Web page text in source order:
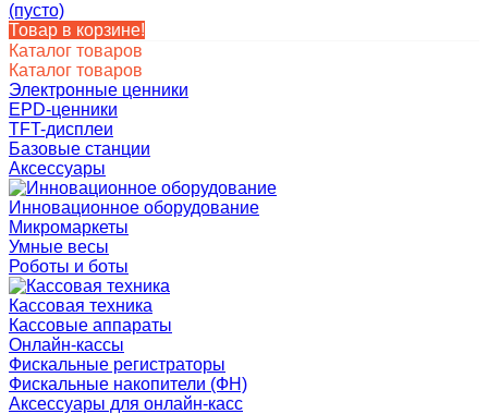
(пусто)
Товар в корзине!
Каталог товаров
Каталог товаров
Электронные ценники
EPD-ценники
TFT-дисплеи
Базовые станции
Аксессуары
Инновационное оборудование
Микромаркеты
Умные весы
Роботы и боты
Кассовая техника
Кассовые аппараты
Онлайн-кассы
Фискальные регистраторы
Фискальные накопители (ФН)
Аксессуары для онлайн-касс